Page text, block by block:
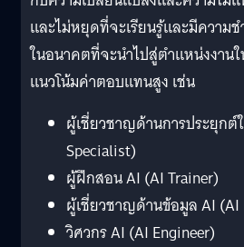
และไม่หยุดที่จะเรียนรู้และมีความ
ในอนาคตที่จะนำไปสู่ตำแหน่งงาน
แนวโน้มค่าตอบแทนสูง เช่น
ผู้เชี่ยวชาญด้านการประยุก
Specialist)
ผู้ฝึกสอน AI (AI Trainer)
ผู้เชี่ยวชาญด้านข้อมูล AI (AI
วิศวกร AI (AI Engineer)